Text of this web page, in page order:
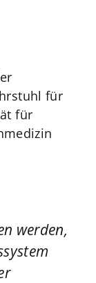
für
für
werden,